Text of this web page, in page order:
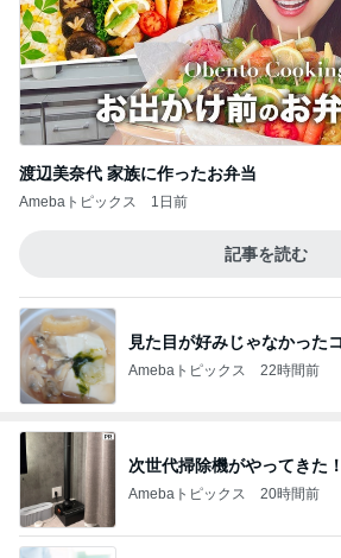
渡辺美奈代 家族に作ったお弁当
Amebaトピックス 1日前
記事を読む
見た目が好みじゃなかった
Amebaトピックス 22時間前
次世代掃除機がやってきた
Amebaトピックス 20時間前